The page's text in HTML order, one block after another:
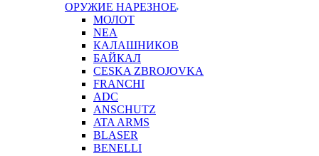
ОРУЖИЕ НАРЕЗНОЕ
МОЛОТ
NEA
КАЛАШНИКОВ
БАЙКАЛ
CESKA ZBROJOVKA
FRANCHI
ADC
ANSCHUTZ
ATA ARMS
BLASER
BENELLI